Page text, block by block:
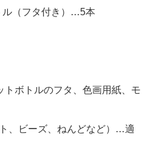
ル（フタ付き）…5本
トボトルのフタ、色画用紙、モ
、ビーズ、ねんどなど）…適